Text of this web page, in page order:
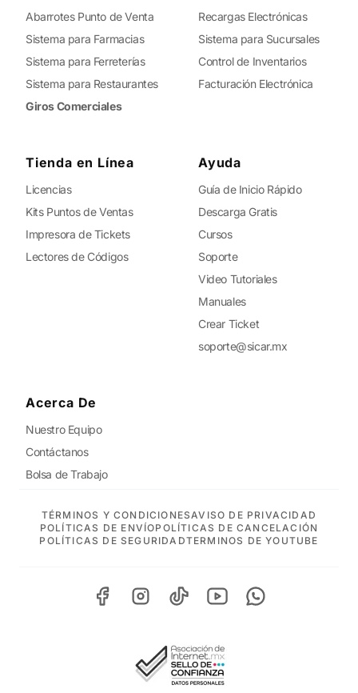
Abarrotes Punto de Venta
Sistema para Farmacias
Sistema para Ferreterías
Sistema para Restaurantes
Giros Comerciales
Recargas Electrónicas
Sistema para Sucursales
Control de Inventarios
Facturación Electrónica
Tienda en Línea
Licencias
Kits Puntos de Ventas
Impresora de Tickets
Lectores de Códigos
Ayuda
Guía de Inicio Rápido
Descarga Gratis
Cursos
Soporte
Video Tutoriales
Manuales
Crear Ticket
soporte@sicar.mx
Acerca De
Nuestro Equipo
Contáctanos
Bolsa de Trabajo
TÉRMINOS Y CONDICIONESAVISO DE PRIVACIDAD
POLÍTICAS DE ENVÍOPOLÍTICAS DE CANCELACIÓN
POLÍTICAS DE SEGURIDADTERMINOS DE YOUTUBE